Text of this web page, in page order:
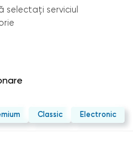
selectați serviciul
Classic Electronic